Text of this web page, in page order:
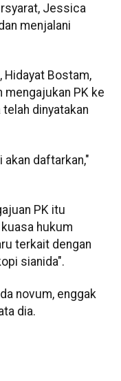
Jessica
menjalani
Hidayat Bostam,
mengajukan PK ke
dinyatakan
akan daftarkan,"
PK itu
hukum
terkait dengan
sianida".
novum, enggak
dia.